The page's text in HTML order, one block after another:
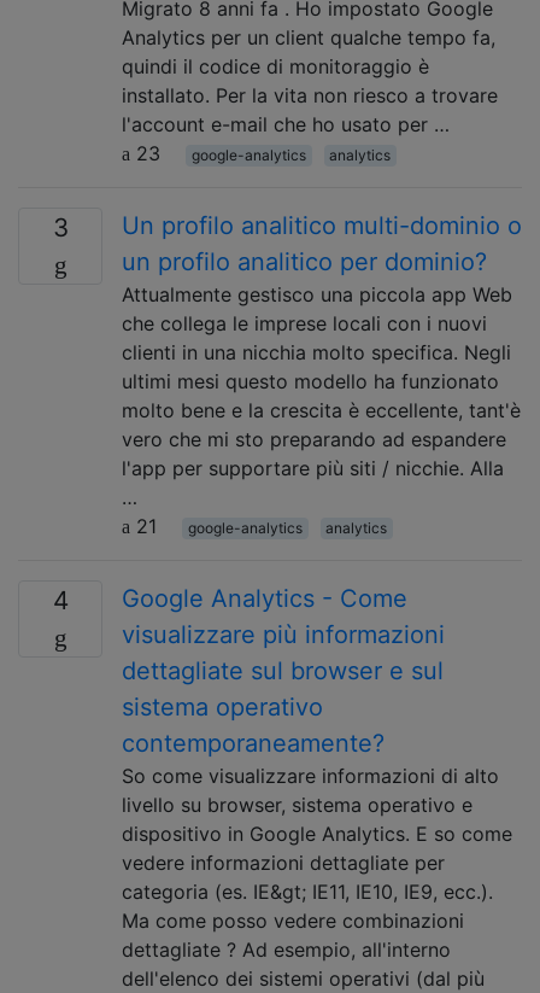
Migrato 8 anni fa . Ho impostato Google
Analytics per un client qualche tempo fa,
quindi il codice di monitoraggio è
installato. Per la vita non riesco a trovare
l'account e-mail che ho usato per …
23
google-analytics analytics
3
Un profilo analitico multi-dominio o
un profilo analitico per dominio?
Attualmente gestisco una piccola app Web
che collega le imprese locali con i nuovi
clienti in una nicchia molto specifica. Negli
ultimi mesi questo modello ha funzionato
molto bene e la crescita è eccellente, tant'è
vero che mi sto preparando ad espandere
l'app per supportare più siti / nicchie. Alla
…
21
google-analytics analytics
4
Google Analytics - Come
visualizzare più informazioni
dettagliate sul browser e sul
sistema operativo
contemporaneamente?
So come visualizzare informazioni di alto
livello su browser, sistema operativo e
dispositivo in Google Analytics. E so come
vedere informazioni dettagliate per
categoria (es. IE&gt; IE11, IE10, IE9, ecc.).
Ma come posso vedere combinazioni
dettagliate ? Ad esempio, all'interno
dell'elenco dei sistemi operativi (dal più